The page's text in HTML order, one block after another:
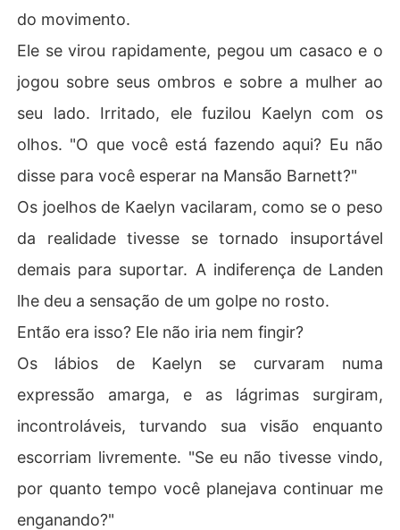
do movimento.
Ele se virou rapidamente, pegou um casaco e o
jogou sobre seus ombros e sobre a mulher ao
seu lado. Irritado, ele fuzilou Kaelyn com os
olhos. "O que você está fazendo aqui? Eu não
disse para você esperar na Mansão Barnett?"
Os joelhos de Kaelyn vacilaram, como se o peso
da realidade tivesse se tornado insuportável
demais para suportar. A indiferença de Landen
lhe deu a sensação de um golpe no rosto.
Então era isso? Ele não iria nem fingir?
Os lábios de Kaelyn se curvaram numa
expressão amarga, e as lágrimas surgiram,
incontroláveis, turvando sua visão enquanto
escorriam livremente. "Se eu não tivesse vindo,
por quanto tempo você planejava continuar me
enganando?"